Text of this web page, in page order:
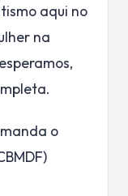
aqui no
na
o